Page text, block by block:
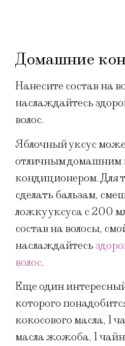
Домашние
Нанесите состав на
наслаждайтесь
волос.
Яблочный уксус
отличным
кондиционером. Для
сделать бальзам,
ложку уксуса с 200
состав на волосы,
наслаждайтесь
волос.
Еще один
которого
кокосового масла, 1
масла жожоба, 1